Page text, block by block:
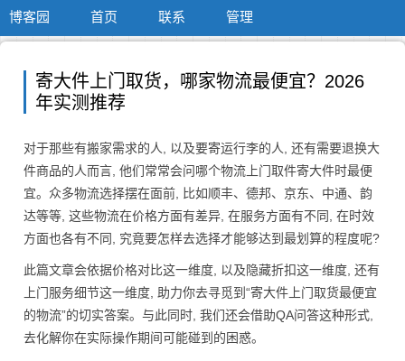
博客园 首页 联系 管理
寄大件上门取货，哪家物流最便宜？2026
年实测推荐
对于那些有搬家需求的人, 以及要寄运行李的人, 还有需要退换大
件商品的人而言, 他们常常会问哪个物流上门取件寄大件时最便
宜。众多物流选择摆在面前, 比如顺丰、德邦、京东、中通、韵
达等等, 这些物流在价格方面有差异, 在服务方面有不同, 在时效
方面也各有不同, 究竟要怎样去选择才能够达到最划算的程度呢?
此篇文章会依据价格对比这一维度, 以及隐藏折扣这一维度, 还有
上门服务细节这一维度, 助力你去寻觅到“寄大件上门取货最便宜
的物流”的切实答案。与此同时, 我们还会借助QA问答这种形式,
去化解你在实际操作期间可能碰到的困惑。